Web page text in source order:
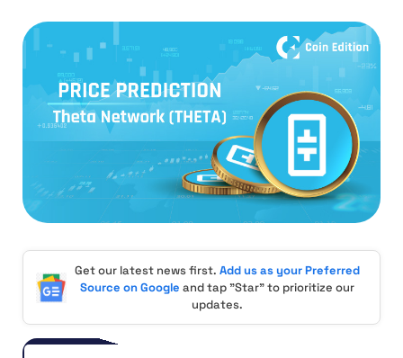
Get our latest news first. Add us as your Preferred
Source on Google and tap "Star" to prioritize our
updates.